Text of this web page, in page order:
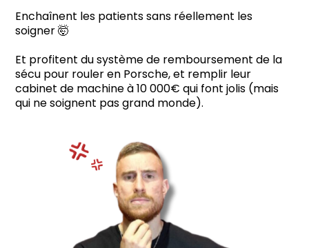
Enchaînent les patients sans réellement les
soigner 🤯
Et profitent du système de remboursement de la
sécu pour rouler en Porsche, et remplir leur
cabinet de machine à 10 000€ qui font jolis (mais
qui ne soignent pas grand monde).